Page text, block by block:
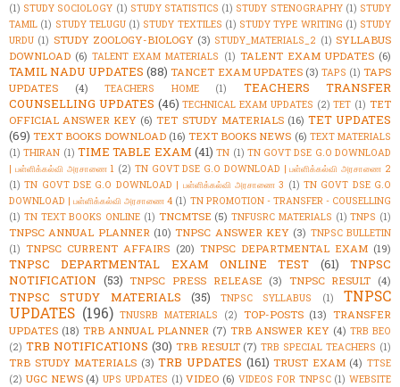
(1) STUDY SOCIOLOGY (1) STUDY STATISTICS (1) STUDY STENOGRAPHY (1) STUDY
TAMIL (1) STUDY TELUGU (1) STUDY TEXTILES (1) STUDY TYPE WRITING (1) STUDY
URDU (1) STUDY ZOOLOGY-BIOLOGY (3) STUDY_MATERIALS_2 (1) SYLLABUS
DOWNLOAD (6) TALENT EXAM MATERIALS (1) TALENT EXAM UPDATES (6)
TAMIL NADU UPDATES (88) TANCET EXAM UPDATES (3) TAPS (1) TAPS
UPDATES
(4) TEACHERS HOME (1)
TEACHERS TRANSFER
COUNSELLING UPDATES (46) TECHNICAL EXAM UPDATES (2) TET (1) TET
OFFICIAL ANSWER KEY (6) TET STUDY MATERIALS (16) TET UPDATES
(69) TEXT BOOKS DOWNLOAD (16) TEXT BOOKS NEWS (6) TEXT MATERIALS
(1) THIRAN (1) TIME TABLE EXAM (41) TN (1) TN GOVT DSE G.O DOWNLOAD
| பள்ளிக்கல்வி அரசாணை 1 (2) TN GOVT DSE G.O DOWNLOAD | பள்ளிக்கல்வி அரசாணை 2
(1) TN GOVT DSE G.O DOWNLOAD | பள்ளிக்கல்வி அரசாணை 3 (1) TN GOVT DSE G.O
DOWNLOAD | பள்ளிக்கல்வி அரசாணை 4 (1) TN PROMOTION - TRANSFER - COUSELLING
(1) TN TEXT BOOKS ONLINE (1) TNCMTSE (5) TNFUSRC MATERIALS (1) TNPS (1)
TNPSC ANNUAL PLANNER (10) TNPSC ANSWER KEY (3) TNPSC BULLETIN
(1) TNPSC CURRENT AFFAIRS (20) TNPSC DEPARTMENTAL EXAM (19)
TNPSC DEPARTMENTAL EXAM ONLINE TEST (61)
TNPSC
NOTIFICATION (53) TNPSC PRESS RELEASE (3) TNPSC RESULT (4)
TNPSC STUDY MATERIALS (35) TNPSC SYLLABUS (1)
TNPSC
UPDATES (196) TNUSRB MATERIALS (2) TOP-POSTS (13) TRANSFER
UPDATES (18) TRB ANNUAL PLANNER (7) TRB ANSWER KEY (4) TRB BEO
(2) TRB NOTIFICATIONS (30) TRB RESULT (7) TRB SPECIAL TEACHERS (1)
TRB STUDY MATERIALS (3) TRB UPDATES (161) TRUST EXAM (4) TTSE
(2) UGC NEWS (4) UPS UPDATES (1) VIDEO (6) VIDEOS FOR TNPSC (1) WEBSITE